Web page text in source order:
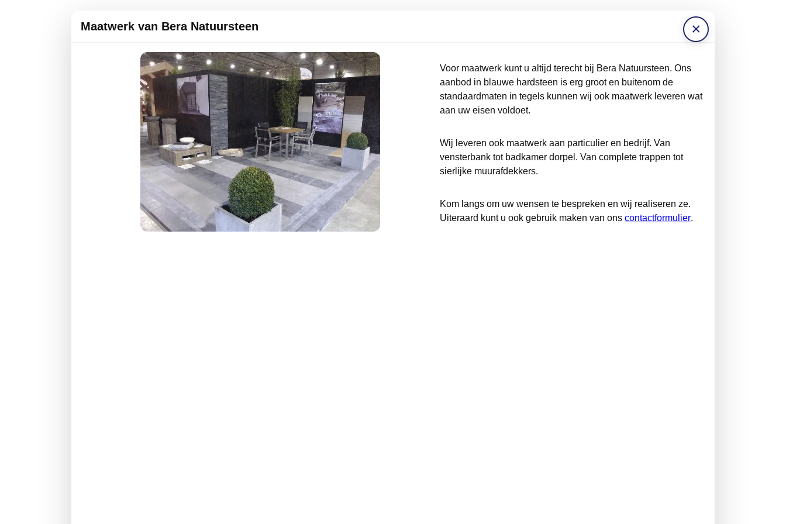
×
Maatwerk van Bera Natuursteen
Voor maatwerk kunt u altijd terecht bij Bera Natuursteen. Ons
aanbod in blauwe hardsteen is erg groot en buitenom de
standaardmaten in tegels kunnen wij ook maatwerk leveren wat
aan uw eisen voldoet.
Wij leveren ook maatwerk aan particulier en bedrijf. Van
vensterbank tot badkamer dorpel. Van complete trappen tot
sierlijke muurafdekkers.
Kom langs om uw wensen te bespreken en wij realiseren ze.
Uiteraard kunt u ook gebruik maken van ons contactformulier.